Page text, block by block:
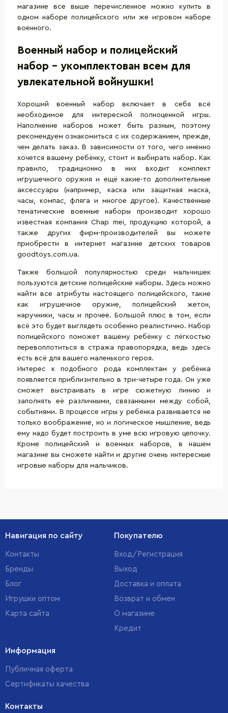
магазине все выше перечисленное можно купить в
одном наборе полицейского или же игровом наборе
военного.
Военный набор и полицейский
набор - укомплектован всем для
увлекательной войнушки!
Хороший военный набор включает в себя всё
необходимое для интересной полноценной игры.
Наполнение наборов может быть разным, поэтому
рекомендуем ознакомиться с их содержанием, прежде,
чем делать заказ. В зависимости от того, чего именно
хочется вашему ребёнку, стоит и выбирать набор. Как
правило, традиционно в них входит комплект
игрушечного оружия и ещё какие-то дополнительные
аксессуары (например, каска или защитная маска,
часы, компас, фляга и многое другое). Качественные
тематические военные наборы производит хорошо
известная компания Chap mei, продукцию которой, а
также других фирм-производителей вы можете
приобрести в интернет магазине детских товаров
goodtoys.com.ua.
Также большой популярностью среди мальчишек
пользуются детские полицейские наборы. Здесь можно
найти все атрибуты настоящего полицейского, такие
как игрушечное оружие, полицейский жетон,
наручники, часы и прочее. Большой плюс в том, если
всё это будет выглядеть особенно реалистично. Набор
полицейского поможет вашему ребёнку с лёгкостью
перевоплотиться в стража правопорядка, ведь здесь
есть всё для вашего маленького героя.
Интерес к подобного рода комплектам у ребёнка
появляется приблизительно в три-четыре года. Он уже
сможет выстраивать в игре сюжетную линию и
заполнять её различными, связанными между собой,
событиями. В процессе игры у ребёнка развивается не
только воображение, но и логическое мышление, ведь
ему надо будет построить в уме всю игровую цепочку.
Кроме полицейский и военных наборов, в нашем
магазине вы сможете найти и другие очень интересные
игровые наборы для мальчиков.
Навигация по сайту
Контакты
Бренды
Блог
Игрушки оптом
Карта сайта
Покупателю
Вход/Регистрация
Выход
Доставка и оплата
Возврат и обмен
О магазине
Кредит
Информация
Публичная оферта
Сертификаты качества
Контакты